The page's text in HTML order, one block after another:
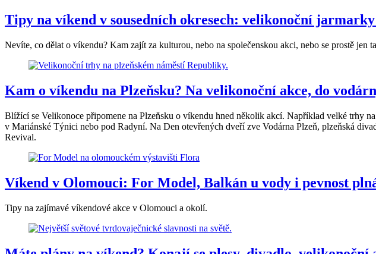
Tipy na víkend v sousedních okresech: velikonoční
Nevíte, co dělat o víkendu? Kam zajít za kulturou, nebo na společenskou akci, nebo se prostě jen
Kam o víkendu na Plzeňsku? Na velikonoční akce, do
Blížící se Velikonoce připomene na Plzeňsku o víkendu hned několik akcí. Například velké trhy
v Mariánské Týnici nebo pod Radyní. Na Den otevřených dveří zve Vodárna Plzeň, plzeňská
Revival.
Víkend v Olomouci: For Model, Balkán u vody i pevnost
Tipy na zajímavé víkendové akce v Olomouci a okolí.